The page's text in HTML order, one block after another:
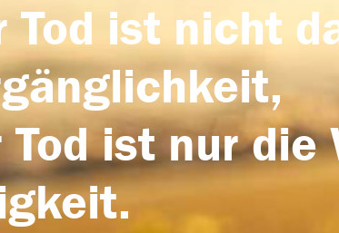
Tod ist nicht
Tod ist nur die